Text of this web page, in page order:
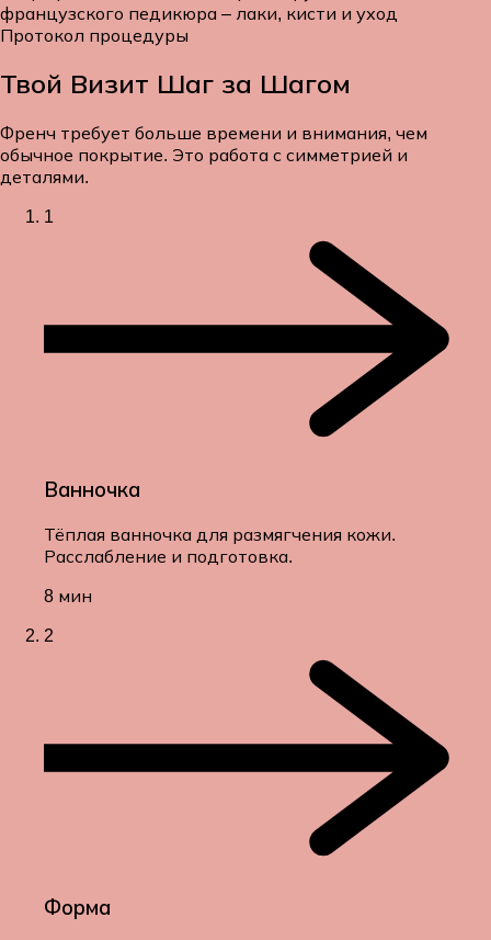
Протокол процедуры
Твой Визит Шаг за Шагом
Френч требует больше времени и внимания, чем
обычное покрытие. Это работа с симметрией и
деталями.
1
Ванночка
Тёплая ванночка для размягчения кожи.
Расслабление и подготовка.
8 мин
2
Форма